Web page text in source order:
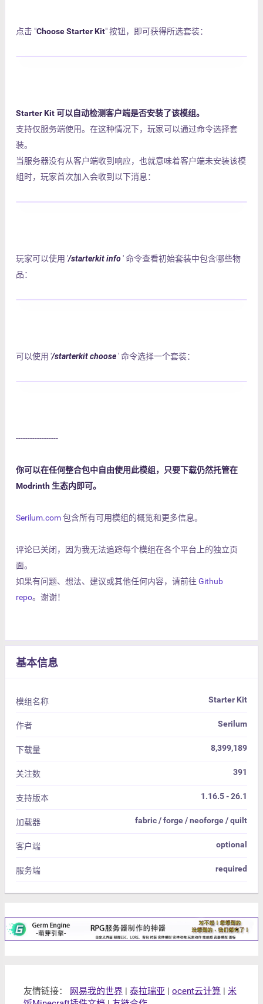
点击 "Choose Starter Kit" 按钮，即可获得所选套装：
Starter Kit 可以自动检测客户端是否安装了该模组。
支持仅服务端使用。在这种情况下，玩家可以通过命令选择套
装。
当服务器没有从客户端收到响应，也就意味着客户端未安装该模
组时，玩家首次加入会收到以下消息：
玩家可以使用 '/starterkit info' 命令查看初始套装中包含哪些物
品：
可以使用 '/starterkit choose' 命令选择一个套装：
------------------
你可以在任何整合包中自由使用此模组，只要下载仍然托管在
Modrinth 生态内即可。
Serilum.com包含所有可用模组的概览和更多信息。
评论已关闭，因为我无法追踪每个模组在各个平台上的独立页
面。
如果有问题、想法、建议或其他任何内容，请前往 Github
repo。谢谢！
基本信息
模组名称 Starter Kit
作者 Serilum
下载量 8,399,189
关注数 391
支持版本 1.16.5 - 26.1
加载器 fabric / forge / neoforge / quilt
客户端 optional
服务端 required
友情链接： 网易我的世界 | 泰拉瑞亚 | ocent云计算 | 米